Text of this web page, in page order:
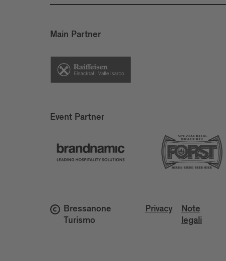
Main Partner
Event Partner
Bressanone
Turismo
Privacy
Note
legali